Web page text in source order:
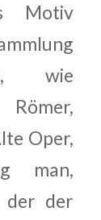
Motiv
wie
Römer,
Oper,
man,
der der